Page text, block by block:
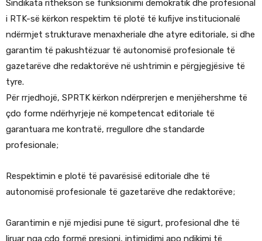
Sindikata rithekson se funksionimi demokratik dhe profesional
i RTK-së kërkon respektim të plotë të kufijve institucionalë
ndërmjet strukturave menaxheriale dhe atyre editoriale, si dhe
garantim të pakushtëzuar të autonomisë profesionale të
gazetarëve dhe redaktorëve në ushtrimin e përgjegjësive të
tyre.
Për rrjedhojë, SPRTK kërkon ndërprerjen e menjëhershme të
çdo forme ndërhyrjeje në kompetencat editoriale të
garantuara me kontratë, rregullore dhe standarde
profesionale;
Respektimin e plotë të pavarësisë editoriale dhe të
autonomisë profesionale të gazetarëve dhe redaktorëve;
Garantimin e një mjedisi pune të sigurt, profesional dhe të
liruar nga çdo formë presioni, intimidimi apo ndikimi të